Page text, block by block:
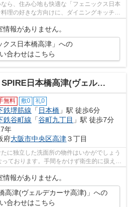
ら、住み心地も快適な「フェニックス日本
理の好きな方向けに、ダイニングキッチン
情報がありません。
クス日本橋高津」への
合わせはこちら
日本橋高津(ヴェルデカーサ高津)
無料 敷0 礼0
鉄堺筋線 「 日本橋 」駅 徒歩6分
鉄谷町線 「谷町九丁目 」駅 徒歩7分
年
府大阪市中央区高津３丁目
に独立した洗面所の物件はいかがでしょう
ております。手間をかけず衛生的に扱える
裕あ...
情報がありません。
高津(ヴェルデカーサ高津)」への
合わせはこちら